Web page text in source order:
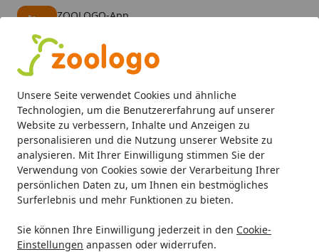
Unsere Seite verwendet Cookies und ähnliche
Technologien, um die Benutzererfahrung auf unserer
Website zu verbessern, Inhalte und Anzeigen zu
personalisieren und die Nutzung unserer Website zu
analysieren. Mit Ihrer Einwilligung stimmen Sie der
Verwendung von Cookies sowie der Verarbeitung Ihrer
persönlichen Daten zu, um Ihnen ein bestmögliches
Surferlebnis und mehr Funktionen zu bieten.
Sie können Ihre Einwilligung jederzeit in den Cookie-
Einstellungen anpassen oder widerrufen.
ZOOLOGO-App
Alle Produkte
Mein Konto
Suchen
Startseite
Katze beim Tierarzt
Tierarzt Katzen: Tipps und Tricks für
einen entspannten Besuch
Lesezeit: 9 min.
Erstellt am: 09.08.2022,Aktualisiert am: 13.02.2024